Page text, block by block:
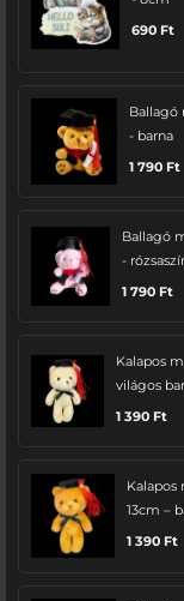
690 Ft
Ballagó
- barna
1 790 Ft
Ballagó
-
1 790 Ft
Kalapos
világos
1 390 Ft
Kalapos
13cm –
1 390 Ft